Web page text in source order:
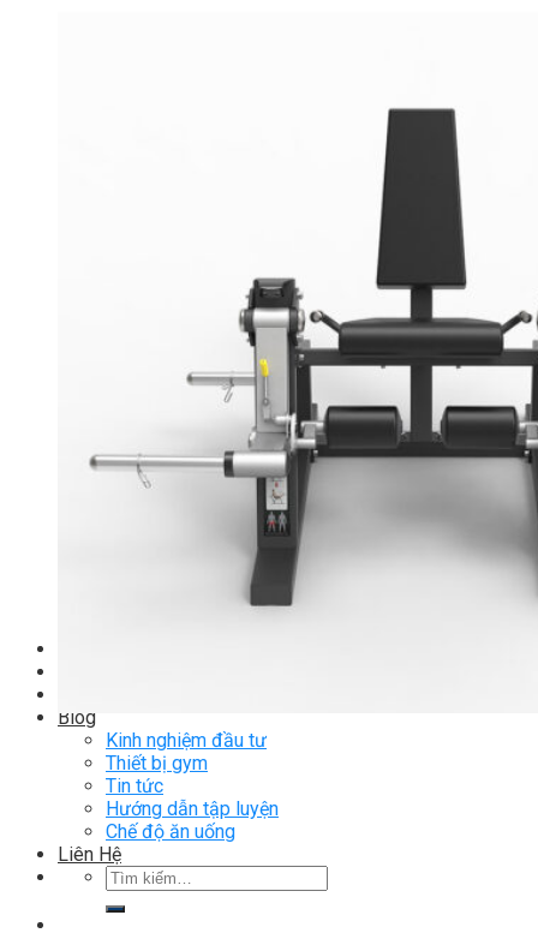
TGP Serie Free Weight
TGS Serie Free Weight
TGF Serie Free Weight
TM Serie Free Weight
TM-F Serie Free Weight
TM-FF Serie Free Weight
TM-AN Serie Free Weight
TM-C Serie Free Weight
TM-360 Serie
Tạ và phụ kiện Tiger Sport
Thanh lý thiết bị phòng gym
Hàng trưng bày thanh lý
Hàng trưng bày thanh lý Gym
Hàng trưng bày thanh lý Cardio
Hàng Mới Giá Sốc
Blog
Kinh nghiệm đầu tư
Thiết bị gym
Tin tức
Hướng dẫn tập luyện
Chế độ ăn uống
Liên Hệ
Tìm
kiếm: